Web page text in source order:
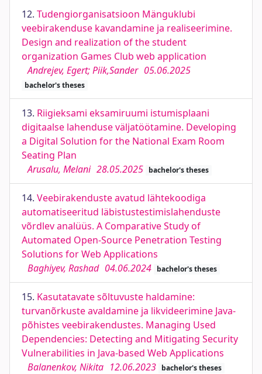
12. Tudengiorganisatsioon Mänguklubi
veebirakenduse kavandamine ja realiseerimine.
Design and realization of the student
organization Games Club web application
Andrejev, Egert; Piik,Sander 05.06.2025
bachelor's theses
13. Riigieksami eksamiruumi istumisplaani
digitaalse lahenduse väljatöötamine. Developing
a Digital Solution for the National Exam Room
Seating Plan
Arusalu, Melani 28.05.2025 bachelor's theses
14. Veebirakenduste avatud lähtekoodiga
automatiseeritud läbistustestimislahenduste
võrdlev analüüs. A Comparative Study of
Automated Open-Source Penetration Testing
Solutions for Web Applications
Baghiyev, Rashad 04.06.2024 bachelor's theses
15. Kasutatavate sõltuvuste haldamine:
turvanõrkuste avaldamine ja likvideerimine Java-
põhistes veebirakendustes. Managing Used
Dependencies: Detecting and Mitigating Security
Vulnerabilities in Java-based Web Applications
Balanenkov, Nikita 12.06.2023 bachelor's theses